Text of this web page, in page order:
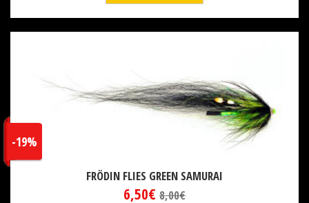
FRÖDIN FLIES GREEN SAMURAI
6,50€
-19%
8,00€